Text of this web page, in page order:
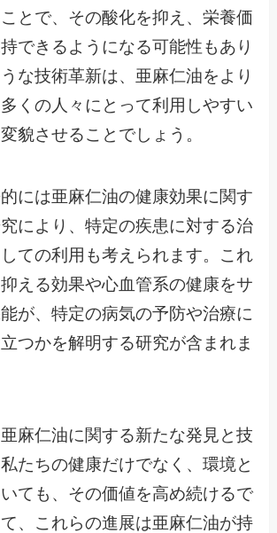
とで、その酸化を抑え、栄養価
できるようになる可能性もあり
な技術革新は、亜麻仁油をより
くの人々にとって利用しやすい
貌させることでしょう。
には亜麻仁油の健康効果に関す
により、特定の疾患に対する治
ての利用も考えられます。これ
える効果や心血管系の健康をサ
が、特定の病気の予防や治療に
つかを解明する研究が含まれま
麻仁油に関する新たな発見と技
たちの健康だけでなく、環境と
ても、その価値を高め続けるで
、これらの進展は亜麻仁油が持